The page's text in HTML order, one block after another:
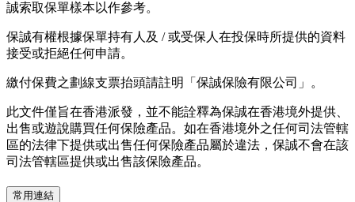
誠索取保單樣本以作參考。
保誠有權根據保單持有人及 / 或受保人在投保時所提供的資料
接受或拒絕任何申請。
繳付保費之劃線支票抬頭請註明「保誠保險有限公司」。
此文件僅旨在香港派發，並不能詮釋為保誠在香港境外提供、
出售或遊說購買任何保險產品。如在香港境外之任何司法管轄
區的法律下提供或出售任何保險產品屬於違法，保誠不會在該
司法管轄區提供或出售該保險產品。
常用連結